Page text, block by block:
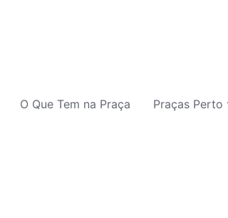
O Que Tem na Praça Praças Perto